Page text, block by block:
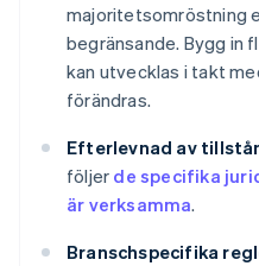
majoritetsomröstning
begränsande. Bygg in
kan utvecklas i takt
förändras.
Efterlevnad av
följer de specifika
är verksamma.
Branschspecifika